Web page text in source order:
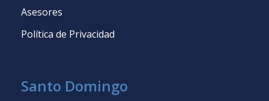
Asesores
Política de Privacidad
Santo Domingo